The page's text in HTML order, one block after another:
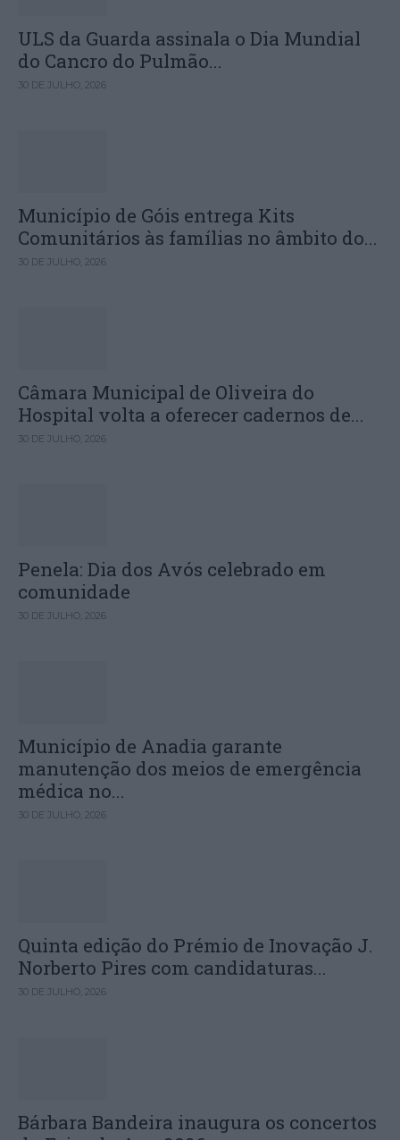
ULS da Guarda assinala o Dia Mundial
do Cancro do Pulmão...
30 DE JULHO, 2026
Município de Góis entrega Kits
Comunitários às famílias no âmbito do...
30 DE JULHO, 2026
Câmara Municipal de Oliveira do
Hospital volta a oferecer cadernos de...
30 DE JULHO, 2026
Penela: Dia dos Avós celebrado em
comunidade
30 DE JULHO, 2026
Município de Anadia garante
manutenção dos meios de emergência
médica no...
30 DE JULHO, 2026
Quinta edição do Prémio de Inovação J.
Norberto Pires com candidaturas...
30 DE JULHO, 2026
Bárbara Bandeira inaugura os concertos